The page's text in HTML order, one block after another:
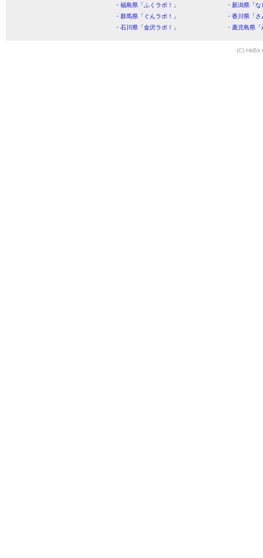
・福島県「ふくラボ！」
・新潟県「
・群馬県「ぐんラボ！」
・香川県「
・石川県「金沢ラボ！」
・鹿児島県
(C) HitBit